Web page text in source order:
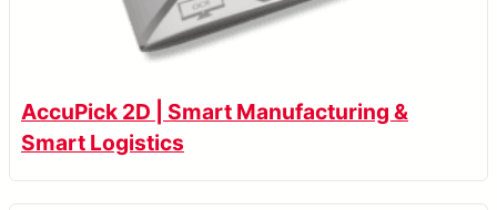
AccuPick 2D | Smart Manufacturing &
Smart Logistics